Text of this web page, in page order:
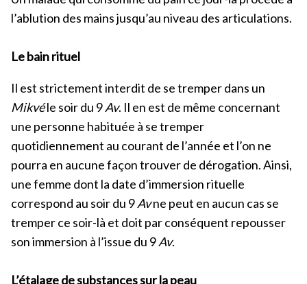
l’ablution des mains jusqu’au niveau des articulations.
Le bain rituel
Il est strictement interdit de se tremper dans un
Mikvéle soir du 9Av. Il en est de même concernant
une personne habituée à se tremper
quotidiennement au courant de l’année et l’on ne
pourra en aucune façon trouver de dérogation. Ainsi,
une femme dont la date d’immersion rituelle
correspond au soir du 9Avne peut en aucun cas se
tremper ce soir-là et doit par conséquent repousser
son immersion à l’issue du 9Av.
L’étalage de substances sur la peau